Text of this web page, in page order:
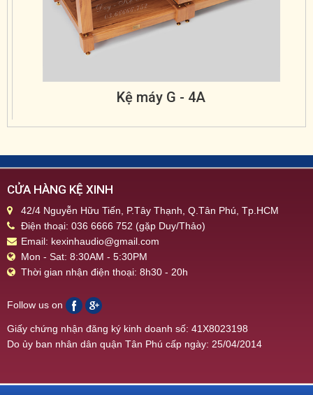
Kệ máy G - 4A
CỬA HÀNG KỆ XINH
42/4 Nguyễn Hữu Tiến, P.Tây Thạnh, Q.Tân Phú, Tp.HCM
Điện thoại: 036 6666 752 (gặp Duy/Thảo)
Email: kexinhaudio@gmail.com
Mon - Sat: 8:30AM - 5:30PM
Thời gian nhận điện thoại: 8h30 - 20h
Follow us on
Giấy chứng nhận đăng ký kinh doanh số: 41X8023198
Do ủy ban nhân dân quận Tân Phú cấp ngày: 25/04/2014